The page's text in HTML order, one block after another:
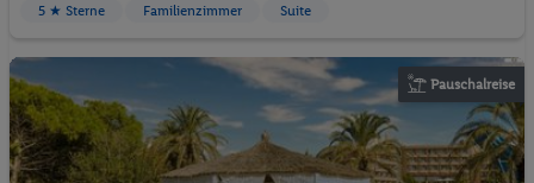
5 ★ Sterne Familienzimmer Suite
Pauschalreise